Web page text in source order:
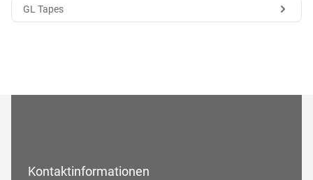
GL Tapes
Kontaktinformationen